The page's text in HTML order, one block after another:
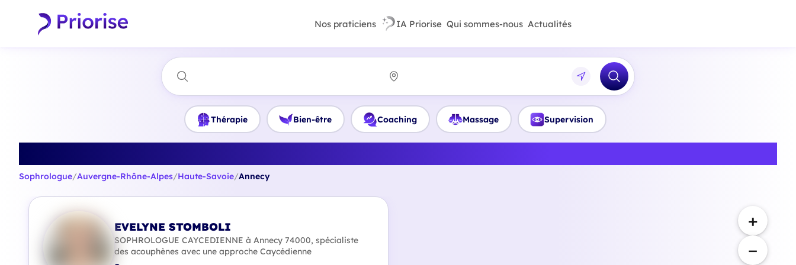
Nos praticiens IA Priorise Qui sommes-nous Actualités
Thérapie Bien-être Coaching Massage Supervision
Sophrologue/Auvergne-Rhône-Alpes/Haute-Savoie/Annecy
EVELYNE STOMBOLI
SOPHROLOGUE CAYCEDIENNE à Annecy 74000, spécialiste
des acouphènes avec une approche Caycédienne
+
−